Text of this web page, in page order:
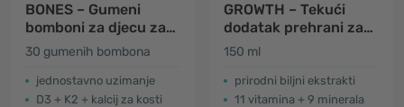
BONES – Gumeni
bomboni za djecu za
kosti
30 gumenih bombona
jednostavno uzimanje
D3 + K2 + kalcij za kosti
GROWTH – Tekući
dodatak prehrani za
djecu u razdoblju
150 ml
prirodni biljni ekstrakti
11 vitamina + 9 minerala